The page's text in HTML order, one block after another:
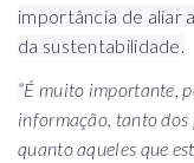
importância de aliar
da sustentabilidade.
“É muito importante,
informação, tanto dos
quanto aqueles que